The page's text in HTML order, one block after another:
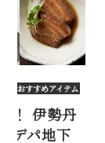
おすすめアイテム
！ 伊勢丹
デパ地下